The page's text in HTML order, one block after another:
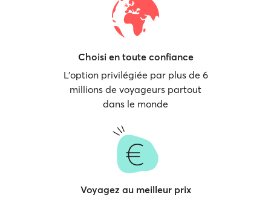
Choisi en toute confiance
L'option privilégiée par plus de 6
millions de voyageurs partout
dans le monde
Voyagez au meilleur prix